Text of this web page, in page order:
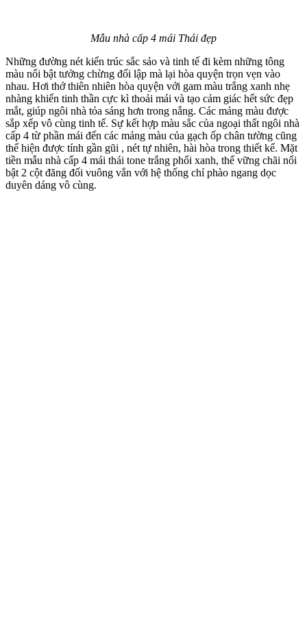
Mẫu nhà cấp 4 mái Thái đẹp
Những đường nét kiến trúc sắc sảo và tinh tế đi kèm những tông
màu nổi bật tưởng chừng đối lập mà lại hòa quyện trọn vẹn vào
nhau. Hơi thở thiên nhiên hòa quyện với gam màu trắng xanh nhẹ
nhàng khiến tinh thần cực kì thoải mái và tạo cảm giác hết sức đẹp
mắt, giúp ngôi nhà tỏa sáng hơn trong nắng. Các mảng màu được
sắp xếp vô cùng tinh tế. Sự kết hợp màu sắc của ngoại thất ngôi nhà
cấp 4 từ phần mái đến các mảng màu của gạch ốp chân tường cũng
thể hiện được tính gần gũi , nét tự nhiên, hài hòa trong thiết kế. Mặt
tiền mẫu nhà cấp 4 mái thái tone trắng phối xanh, thế vững chãi nổi
bật 2 cột đăng đối vuông vắn với hệ thống chỉ phào ngang dọc
duyên dáng vô cùng.